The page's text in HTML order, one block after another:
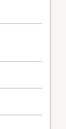
available